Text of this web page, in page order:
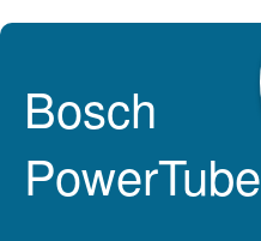
Bosch
PowerTube